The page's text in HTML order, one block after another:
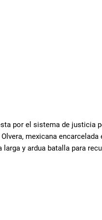
por el sistema de justicia
mexicana encarcelada
y ardua batalla para